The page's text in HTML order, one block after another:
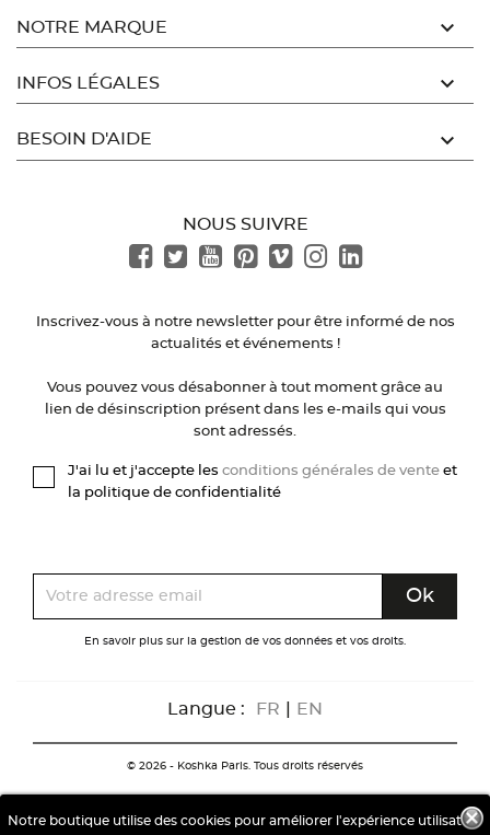
Notre boutique utilise des cookies pour améliorer l'expérience utilisateur
NOTRE MARQUE 
INFOS LÉGALES 
BESOIN D'AIDE 
NOUS SUIVRE
Inscrivez-vous à notre newsletter pour être informé de nos
actualités et événements !
Vous pouvez vous désabonner à tout moment grâce au
lien de désinscription présent dans les e-mails qui vous
sont adressés.
J'ai lu et j'accepte les conditions générales de vente et
la politique de confidentialité
En savoir plus sur la gestion de vos données et vos droits.
Langue : FR EN
© 2026 - Koshka Paris. Tous droits réservés